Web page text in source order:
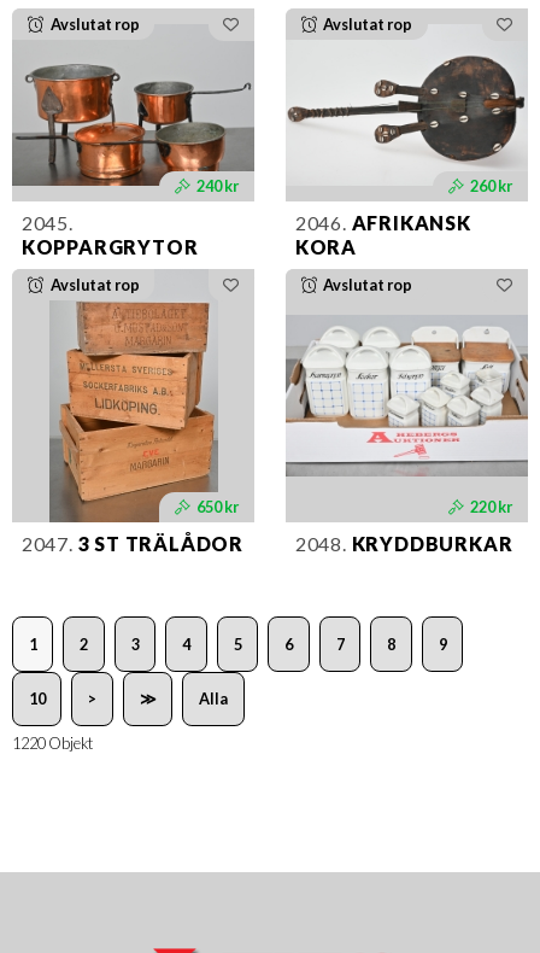
Avslutat rop
240 kr
2045.
KOPPARGRYTOR
Avslutat rop
260 kr
2046. AFRIKANSK
KORA
Avslutat rop
650 kr
2047. 3 ST TRÄLÅDOR
Avslutat rop
220 kr
2048. KRYDDBURKAR
1 2 3 4 5 6 7 8 9
10 > ≫ Alla
1220 Objekt